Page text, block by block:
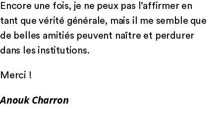
Encore une fois, je ne peux pas l’affirmer en
tant que vérité générale, mais il me semble que
de belles amitiés peuvent naître et perdurer
dans les institutions.
Merci !
Anouk Charron